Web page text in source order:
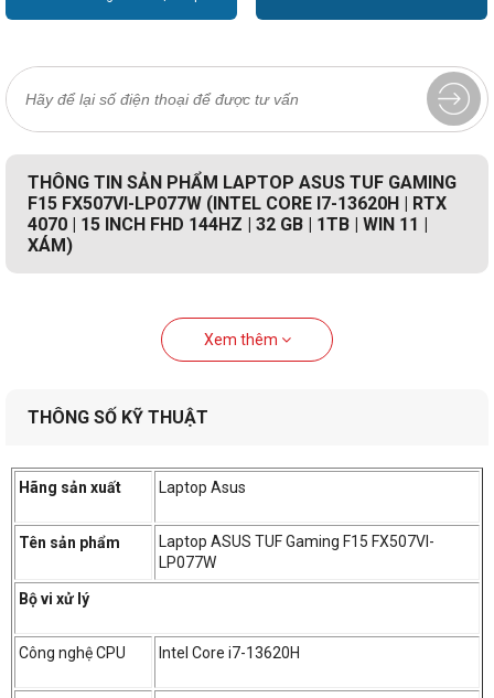
THÔNG TIN SẢN PHẨM LAPTOP ASUS TUF GAMING
F15 FX507VI-LP077W (INTEL CORE I7-13620H | RTX
4070 | 15 INCH FHD 144HZ | 32 GB | 1TB | WIN 11 |
XÁM)
Xem thêm
THÔNG SỐ KỸ THUẬT
Hãng sản xuất Laptop Asus
Tên sản phẩm
Laptop ASUS TUF Gaming F15 FX507VI-
LP077W
Bộ vi xử lý
Công nghệ CPU Intel Core i7-13620H